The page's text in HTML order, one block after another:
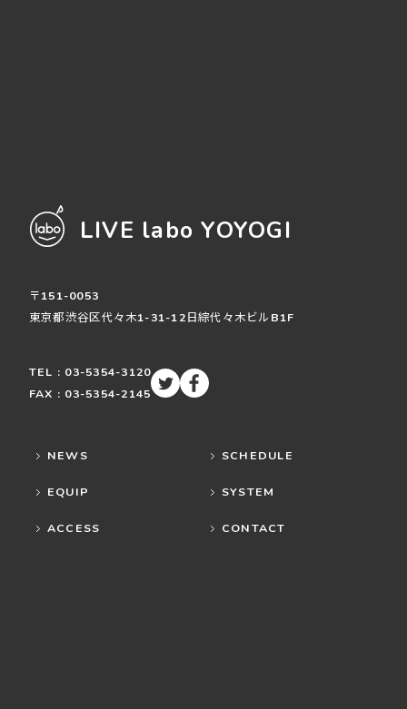
LIVE labo YOYOGI
〒151-0053
東京都渋谷区代々木1-31-12日綜代々木ビルB1F
TEL : 03-5354-3120
FAX : 03-5354-2145
NEWS SCHEDULE
EQUIP SYSTEM
ACCESS CONTACT